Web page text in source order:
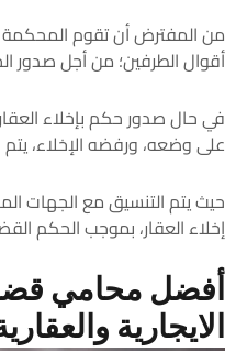
من المفترض أن تقوم المحكمة
أقوال الطرفين؛ من أجل صدور
في حال صدور حكم بإخلاء
على وضعه، ورفضه الإخلاء، يتم
حيث يتم التنسيق مع الجهات
إخلاء العقار، بموجب الحكم
أفضل محامي
الايجارية